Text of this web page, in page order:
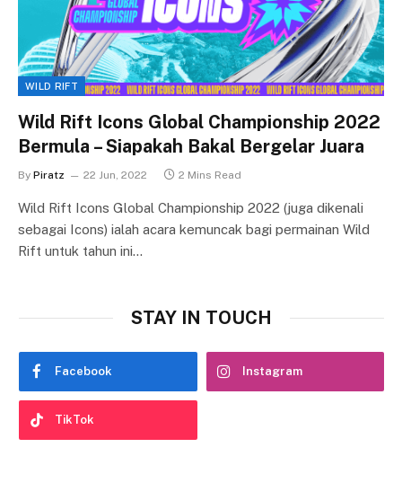
WILD RIFT
Wild Rift Icons Global Championship 2022
Bermula – Siapakah Bakal Bergelar Juara
By Piratz 22 Jun, 2022 2 Mins Read
Wild Rift Icons Global Championship 2022 (juga dikenali
sebagai Icons) ialah acara kemuncak bagi permainan Wild
Rift untuk tahun ini…
STAY IN TOUCH
Facebook Instagram
TikTok